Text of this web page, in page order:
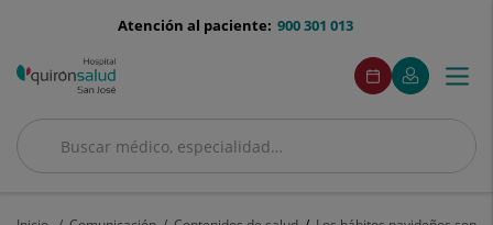
menu-
900 301 013
Atención al paciente:
Buscar
Buscar
menuAcceso
Pedir
cita
Este
enlace
se
en
Mi
Quirónsalud
Este
enlace
se
en
ventana
nueva.
Menú